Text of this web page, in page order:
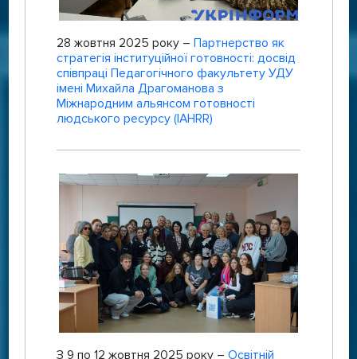
28 жовтня 2025 року – Партнерство як
стратегія інституційної готовності: досвід
співпраці Педагогічного факультету УДУ
імені Михайла Драгоманова з
Міжнародним альянсом готовності
людського ресурсу (IAHRR)
З 9 по 12 жовтня 2025 року – Освітній